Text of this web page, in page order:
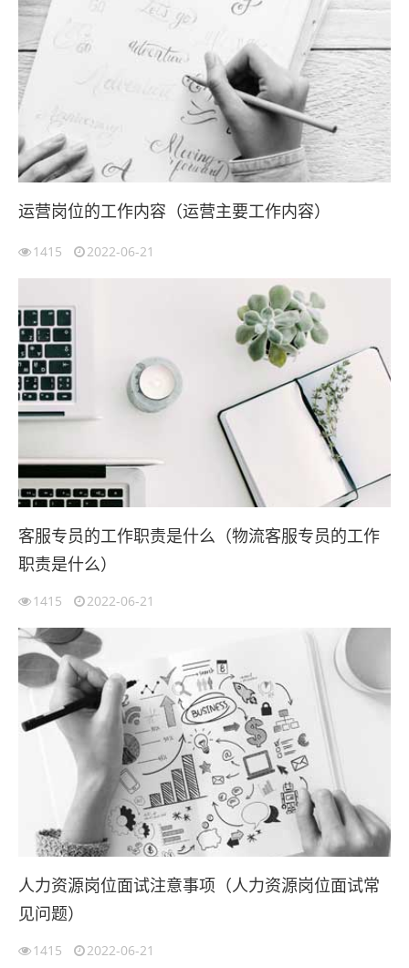
运营岗位的工作内容（运营主要工作内容）
1415 2022-06-21
客服专员的工作职责是什么（物流客服专员的工作
职责是什么）
1415 2022-06-21
人力资源岗位面试注意事项（人力资源岗位面试常
见问题）
1415 2022-06-21